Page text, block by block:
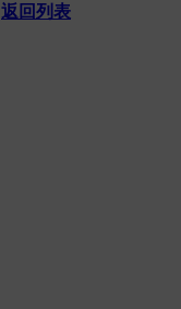
返回列表